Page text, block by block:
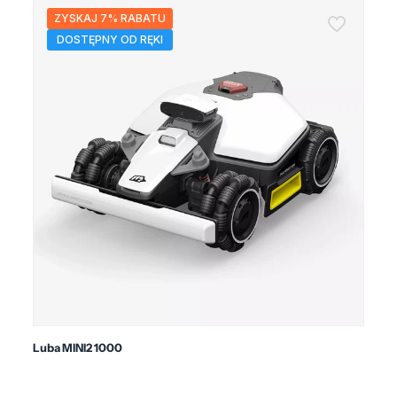
ZYSKAJ 7% RABATU
DOSTĘPNY OD RĘKI
Luba MINI2 1000